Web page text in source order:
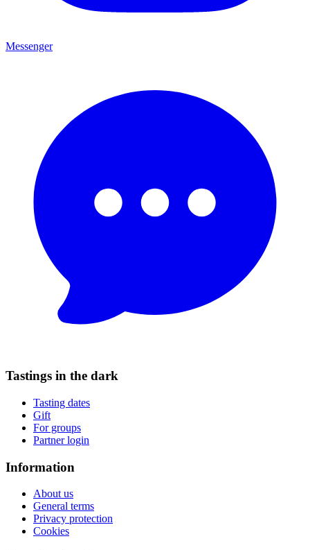
Messenger
Tastings in the dark
Tasting dates
Gift
For groups
Partner login
Information
About us
General terms
Privacy protection
Cookies